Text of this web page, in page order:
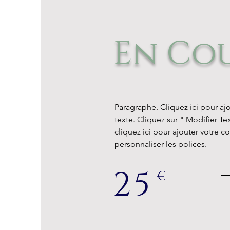
En
Paragraphe. Cliquez ici pour
texte. Cliquez sur " Modifier
cliquez ici pour ajouter votre
personnaliser les polices.
25 €